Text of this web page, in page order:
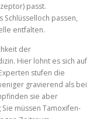
passt.
Schlüsselloch passen,
entfalten.
der
Hier lohnt es sich auf
stufen die
gravierend als bei
sie aber
müssen Tamoxifen-